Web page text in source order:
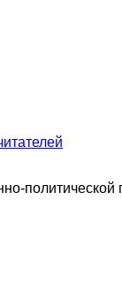
политической